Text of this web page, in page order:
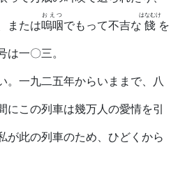
または嗚咽
おえつ
でもって不吉な 餞
はなむけ
を
一〇三。
一九二五年からいままで、八
にこの列車は幾万人の愛情を引
が此の列車のため、ひどくから